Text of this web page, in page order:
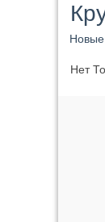
Новые
Нет